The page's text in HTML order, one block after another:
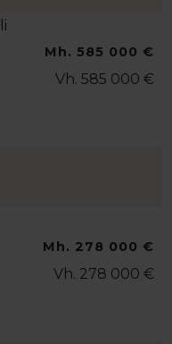
Mh. 585 000 €
Vh. 585 000 €
Mh. 278 000 €
Vh. 278 000 €